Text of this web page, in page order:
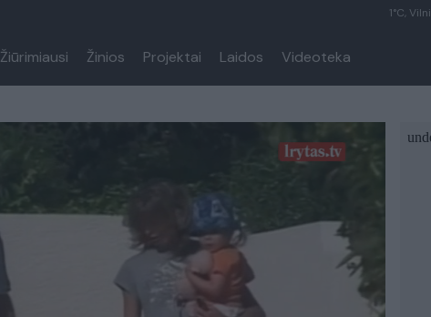
1°C,
Žiūrimiausi Žinios Projektai Laidos Videoteka